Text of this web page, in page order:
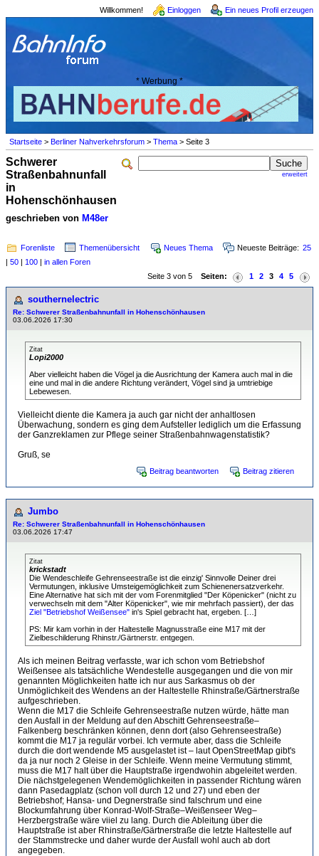
Willkommen! Einloggen Ein neues Profil erzeugen
* Werbung *
Startseite > Berliner Nahverkehrsforum > Thema > Seite 3
erweitert
Schwerer
Straßenbahnunfall
in
Hohenschönhausen
geschrieben von M48er
Forenliste Themenübersicht Neues Thema Neueste Beiträge: 25
| 50 | 100 | in allen Foren
Seite 3 von 5 Seiten: 1 2 3 4 5
southernelectric
Re: Schwerer Straßenbahnunfall in Hohenschönhausen
03.06.2026 17:30
Zitat
Lopi2000
Aber vielleicht haben die Vögel ja die Ausrichtung der Kamera auch mal in die
eine und mal in die andere Richtung verändert, Vögel sind ja umtriebige
Lebewesen.
Vielleicht diente die Kamera ja auch gar nicht der anhaltlosen
Überwachung, sondern es ging dem Aufsteller lediglich um die Erfassung
der Ganzreklamen zur Pflege seiner Straßenbahnwagenstatistik?
Gruß, se
Beitrag beantworten Beitrag zitieren
Jumbo
Re: Schwerer Straßenbahnunfall in Hohenschönhausen
03.06.2026 17:47
Zitat
krickstadt
Die Wendeschleife Gehrenseestraße ist die einzig' Sinnvolle Deiner drei
Vermutungen, inklusive Umsteigemöglichkeit zum Schienenersatzverkehr.
Eine Alternative hat sich mit der vom Forenmitglied "Der Köpenicker" (nicht zu
verwechseln mit dem "Alter Köpenicker", wie mir mehrfach passiert), der das
Ziel "Betriebshof Weißensee" in's Spiel gebracht hat, ergeben. […]
PS: Mir kam vorhin in der Haltestelle Magnusstraße eine M17 mit der
Zielbeschilderung Rhinstr./Gärtnerstr. entgegen.
Als ich meinen Beitrag verfasste, war ich schon vom Betriebshof
Weißensee als tatsächliche Wendestelle ausgegangen und die von mir
genannten Möglichkeiten hatte ich nur aus Sarkasmus ob der
Unmöglichkeit des Wendens an der Haltestelle Rhinstraße/Gärtnerstraße
aufgeschrieben.
Wenn die M17 die Schleife Gehrenseestraße nutzen würde, hätte man
den Ausfall in der Meldung auf den Abschitt Gehrenseestraße–
Falkenberg beschränken können, denn dort (also Gehrenseestraße)
kommt die M17 ja regulär vorbei. Ich vermute aber, dass die Schleife
durch die dort wendende M5 ausgelastet ist – laut OpenStreetMap gibt's
da ja nur noch 2 Gleise in der Schleife. Wenn meine Vermutung stimmt,
muss die M17 halt über die Hauptstraße irgendwohin abgeleitet werden.
Die nächstgelegenen Wendemöglichkeiten in passender Richtung wären
dann Pasedagplatz (schon voll durch 12 und 27) und eben der
Betriebshof; Hansa- und Degnerstraße sind falschrum und eine
Blockumfahrung über Konrad-Wolf-Straße–Weißenseer Weg–
Herzbergstraße wäre viiel zu lang. Durch die Ableitung über die
Hauptstraße ist aber Rhinstraße/Gärtnerstraße die letzte Haltestelle auf
der Stammstrecke und daher wurde der Ausfall wohl auch ab dort
angegeben.